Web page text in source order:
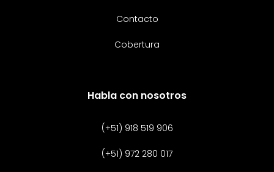
Contacto
Cobertura
Habla con nosotros
(+51) 918 519 906
(+51) 972 280 017